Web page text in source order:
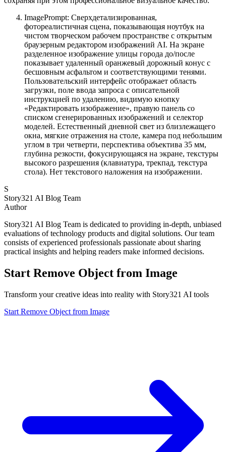
ImagePrompt: Сверхдетализированная,
фотореалистичная сцена, показывающая ноутбук на
чистом творческом рабочем пространстве с открытым
браузерным редактором изображений AI. На экране
разделенное изображение улицы города до/после
показывает удаленный оранжевый дорожный конус с
бесшовным асфальтом и соответствующими тенями.
Пользовательский интерфейс отображает область
загрузки, поле ввода запроса с описательной
инструкцией по удалению, видимую кнопку
«Редактировать изображение», правую панель со
списком сгенерированных изображений и селектор
моделей. Естественный дневной свет из близлежащего
окна, мягкие отражения на столе, камера под небольшим
углом в три четверти, перспектива объектива 35 мм,
глубина резкости, фокусирующаяся на экране, текстуры
высокого разрешения (клавиатура, трекпад, текстура
стола). Нет текстового наложения на изображении.
S
Story321 AI Blog Team
Author
Story321 AI Blog Team is dedicated to providing in-depth, unbiased
evaluations of technology products and digital solutions. Our team
consists of experienced professionals passionate about sharing
practical insights and helping readers make informed decisions.
Start Remove Object from Image
Transform your creative ideas into reality with Story321 AI tools
Start Remove Object from Image